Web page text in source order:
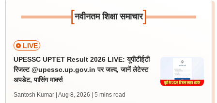
[नवीनतम शिक्षा समाचार]
LIVE
UPESSC UPTET Result 2026 LIVE: यूपीटीईटी
रिजल्ट @upessc.up.gov.in पर जल्द, जानें लेटेस्ट
अपडेट, पासिंग मार्क्स
Santosh Kumar | Aug 8, 2026 | 5 mins read